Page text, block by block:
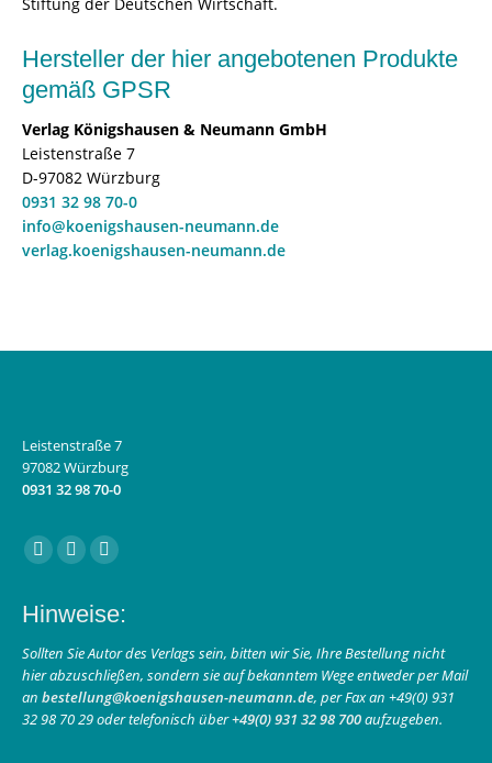
Hersteller der hier angebotenen Produkte
gemäß GPSR
Verlag Königshausen & Neumann GmbH
Leistenstraße 7
D-97082 Würzburg
0931 32 98 70-0
info@koenigshausen-neumann.de
verlag.koenigshausen-neumann.de
Leistenstraße 7
97082 Würzburg
0931 32 98 70-0
Finden Sie uns auf:
Facebook
opens
in
new
window
Instagram
opens
in
new
window
E-
page
opens
in
new
window
Hinweise:
Sollten Sie Autor des Verlags sein, bitten wir Sie, Ihre Bestellung nicht
hier abzuschließen, sondern sie auf bekanntem Wege entweder per Mail
an bestellung@koenigshausen-neumann.de, per Fax an +49(0) 931
32 98 70 29 oder telefonisch über+49(0) 931 32 98 700aufzugeben.